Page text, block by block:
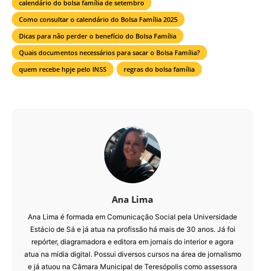
calendário do bolsa família de setembro
Como consultar o calendário do Bolsa Família 2025
Dicas para não perder o benefício do Bolsa Família
Quais documentos necessários para sacar o Bolsa Família?
quem recebe hpje pelo INSS
regras do bolsa família
Ana Lima
Ana Lima é formada em Comunicação Social pela Universidade
Estácio de Sá e já atua na profissão há mais de 30 anos. Já foi
repórter, diagramadora e editora em jornais do interior e agora
atua na mídia digital. Possui diversos cursos na área de jornalismo
e já atuou na Câmara Municipal de Teresópolis como assessora